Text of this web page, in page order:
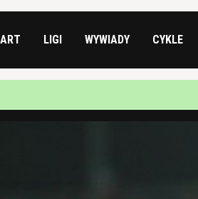
LIGI WYWIADY CYKLE